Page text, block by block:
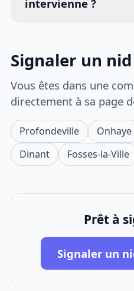
intervienne ?
Signaler un
Vous êtes dans une
directement à sa page
Profondeville Onhaye
Dinant
Fosses-la-Ville
Prêt à
Signaler un